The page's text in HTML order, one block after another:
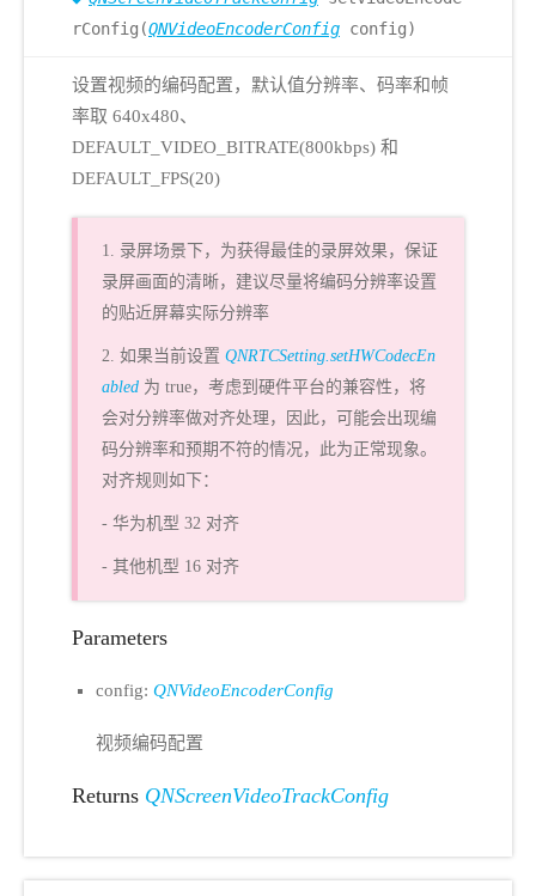
rConfig(QNVideoEncoderConfig config)
设置视频的编码配置，默认值分辨率、码率和帧
率取 640x480、
DEFAULT_VIDEO_BITRATE(800kbps) 和
DEFAULT_FPS(20)
1. 录屏场景下，为获得最佳的录屏效果，保证
录屏画面的清晰，建议尽量将编码分辨率设置
的贴近屏幕实际分辨率
2. 如果当前设置 QNRTCSetting.setHWCodecEn
abled 为 true，考虑到硬件平台的兼容性，将
会对分辨率做对齐处理，因此，可能会出现编
码分辨率和预期不符的情况，此为正常现象。
对齐规则如下：
- 华为机型 32 对齐
- 其他机型 16 对齐
Parameters
config: QNVideoEncoderConfig
视频编码配置
Returns QNScreenVideoTrackConfig